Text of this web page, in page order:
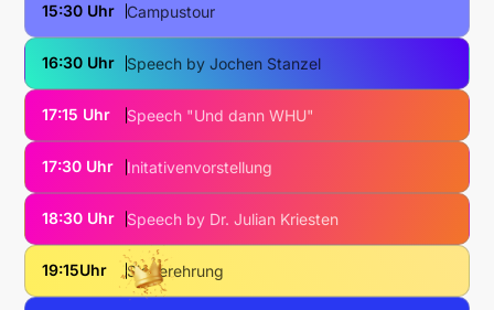
15:30 Uhr Campustour
16:30 Uhr Speech by Jochen Stanzel
17:15 Uhr Speech "Und dann WHU"
17:30 Uhr Initativenvorstellung
18:30 Uhr Speech by Dr. Julian Kriesten
19:15Uhr Siegerehrung